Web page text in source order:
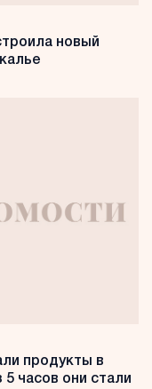
новый
продукты в
часов они стали